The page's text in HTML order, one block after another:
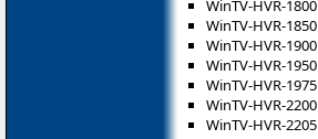
WinTV-HVR-1800
WinTV-HVR-1850
WinTV-HVR-1900
WinTV-HVR-1950
WinTV-HVR-1975
WinTV-HVR-2200
WinTV-HVR-2205